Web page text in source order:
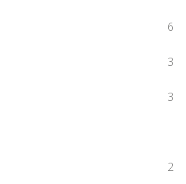
6
3
3
2